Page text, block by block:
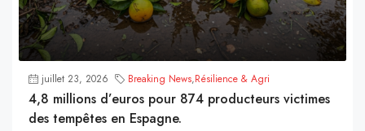
juillet 23, 2026 Breaking News,Résilience & Agri
4,8 millions d’euros pour 874 producteurs victimes
des tempêtes en Espagne.